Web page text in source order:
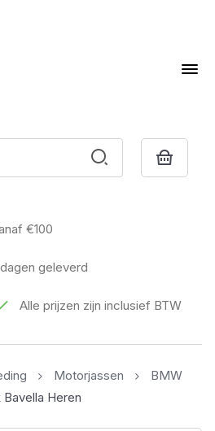
€100
geleverd
Alle prijzen zijn inclusief BTW
Motorjassen
BMW
Heren